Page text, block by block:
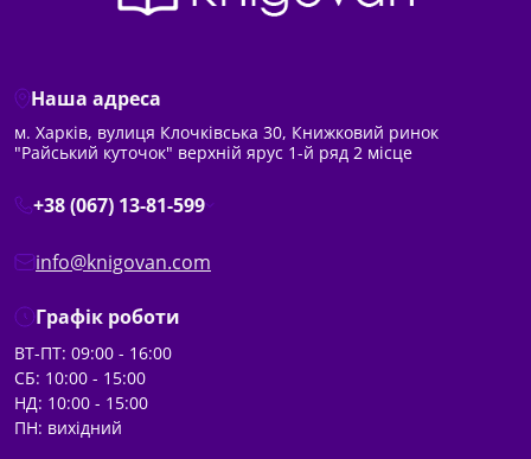
Наша адреса
м. Харків, вулиця Клочківська 30, Книжковий ринок
"Райський куточок" верхній ярус 1-й ряд 2 місце
+38 (067) 13-81-599
info@knigovan.com
Графік роботи
ВТ-ПТ: 09:00 - 16:00
СБ: 10:00 - 15:00
НД: 10:00 - 15:00
ПН: вихідний